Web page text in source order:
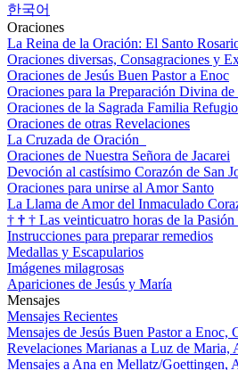
한국어
Oraciones
La Reina de la Oración: El Santo
Oraciones diversas, Consagraciones y
Oraciones de Jesús Buen Pastor a Enoc
Oraciones para la Preparación Divina de
Oraciones de la Sagrada Familia Refugio
Oraciones de otras Revelaciones
La Cruzada de Oración
Oraciones de Nuestra Señora de Jacarei
Devoción al castísimo Corazón de San
Oraciones para unirse al Amor Santo
La Llama de Amor del Inmaculado
† † † Las veinticuatro horas de la
Instrucciones para preparar remedios
Medallas y Escapularios
Imágenes milagrosas
Apariciones de Jesús y María
Mensajes
Mensajes Recientes
Mensajes de Jesús Buen Pastor a Enoc,
Revelaciones Marianas a Luz de Maria,
Mensajes a Ana en Mellatz/Goettingen,